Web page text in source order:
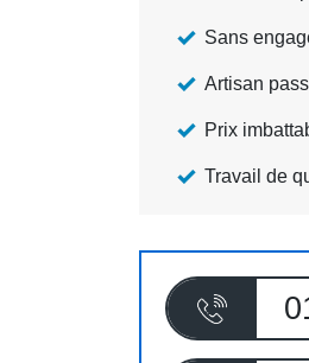
Sans
Artisan
Prix
Travail de